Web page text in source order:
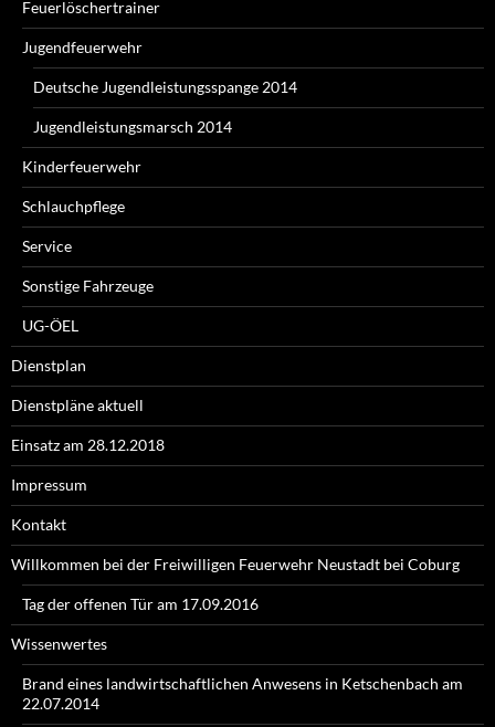
Feuerlöschertrainer
Jugendfeuerwehr
Deutsche Jugendleistungsspange 2014
Jugendleistungsmarsch 2014
Kinderfeuerwehr
Schlauchpflege
Service
Sonstige Fahrzeuge
UG-ÖEL
Dienstplan
Dienstpläne aktuell
Einsatz am 28.12.2018
Impressum
Kontakt
Willkommen bei der Freiwilligen Feuerwehr Neustadt bei Coburg
Tag der offenen Tür am 17.09.2016
Wissenwertes
Brand eines landwirtschaftlichen Anwesens in Ketschenbach am
22.07.2014